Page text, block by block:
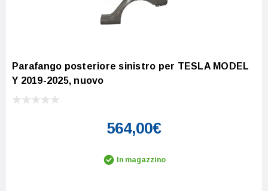
Parafango posteriore sinistro per TESLA MODEL
Y 2019-2025, nuovo
564,00€
In magazzino